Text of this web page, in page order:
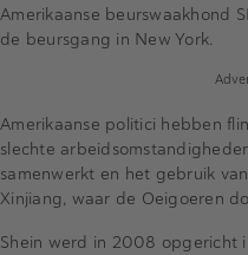
Amerikaanse beurswaakhond
de beursgang in New York.
Amerikaanse politici hebben
slechte
samenwerkt en het gebruik
Xinjiang, waar de Oeigoeren
Shein werd in 2008 opgericht